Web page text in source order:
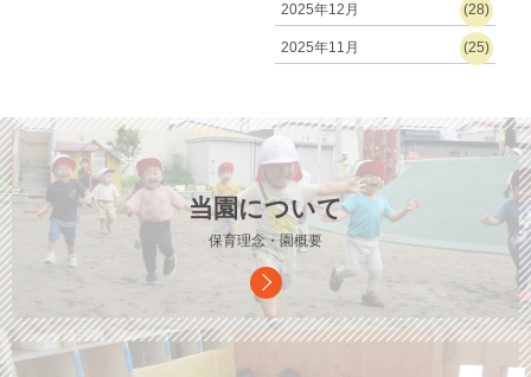
2025年12月 (28)
2025年11月 (25)
当園について
保育理念・園概要